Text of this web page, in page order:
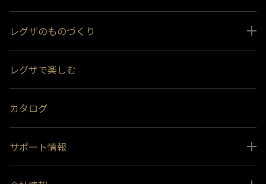
レグザのものづくり
スペシャルコンテンツ
受賞履歴
レグザで楽しむ
カタログ
サポート情報
取扱説明書ダウンロード